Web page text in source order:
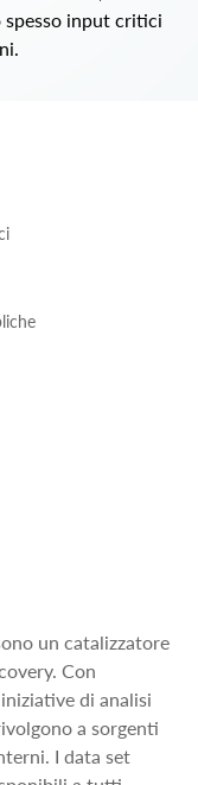
input critici
un catalizzatore
Con
di analisi
a sorgenti
I data set